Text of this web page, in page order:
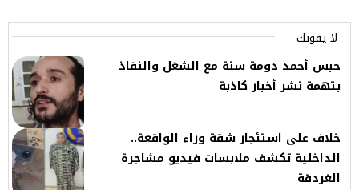
لا يفوتك
حبس أحمد دومة سنة مع الشغل والنفاذ
بتهمة نشر أخبار كاذبة
خلاف على استئجار شقة وراء الواقعة..
الداخلية تكشف ملابسات فيديو مشاجرة
الغردقة